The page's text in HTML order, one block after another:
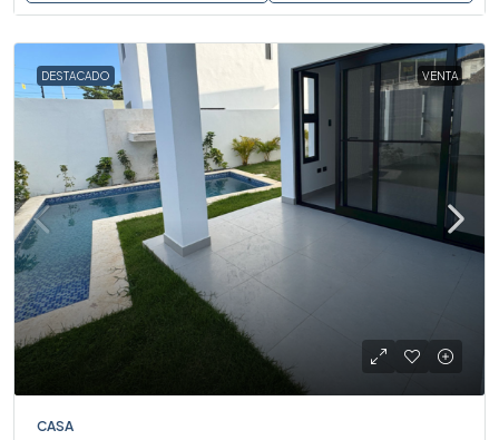
DESTACADO VENTA
CASA